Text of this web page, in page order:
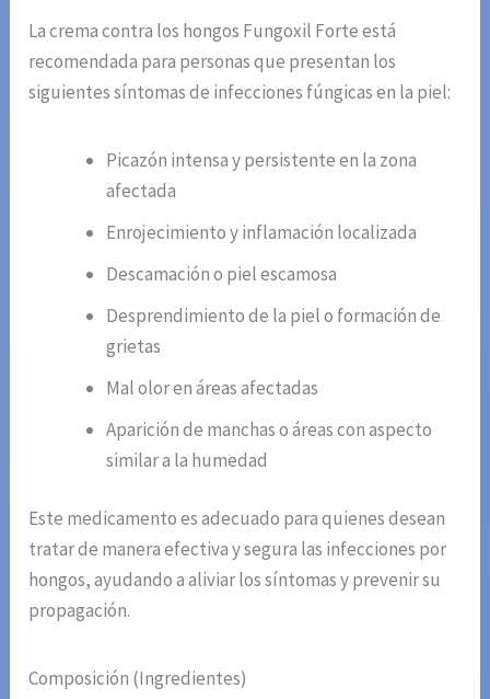
La crema contra los hongos Fungoxil Forte está
recomendada para personas que presentan los
siguientes síntomas de infecciones fúngicas en la piel:
Picazón intensa y persistente en la zona
afectada
Enrojecimiento y inflamación localizada
Descamación o piel escamosa
Desprendimiento de la piel o formación de
grietas
Mal olor en áreas afectadas
Aparición de manchas o áreas con aspecto
similar a la humedad
Este medicamento es adecuado para quienes desean
tratar de manera efectiva y segura las infecciones por
hongos, ayudando a aliviar los síntomas y prevenir su
propagación.
Composición (Ingredientes)